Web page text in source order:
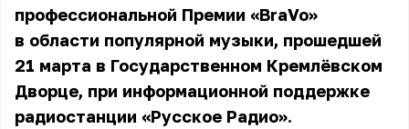
профессиональной Премии «BraVo»
в области популярной музыки, прошедшей
21 марта в Государственном Кремлёвском
Дворце, при информационной поддержке
радиостанции «Русское Радио».